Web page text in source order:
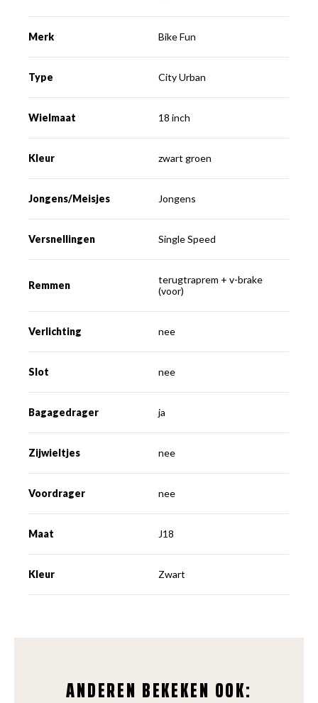
Merk Bike Fun
Type City Urban
Wielmaat 18 inch
Kleur zwart groen
Jongens/Meisjes Jongens
Versnellingen Single Speed
Remmen
terugtraprem + v-brake
(voor)
Verlichting nee
Slot nee
Bagagedrager ja
Zijwieltjes nee
Voordrager nee
Maat J18
Kleur Zwart
ANDEREN BEKEKEN OOK: